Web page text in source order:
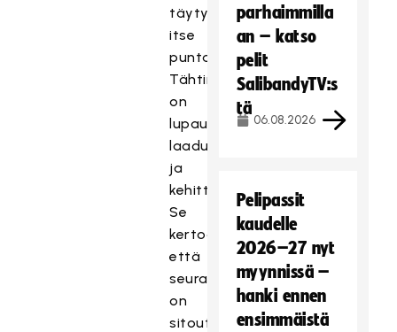
täytyy
itse
puntaroida.
Tähtimerkki
on
lupaus
laadusta
ja
kehittämishalusta.
Se
kertoo,
että
seura
on
sitoutunut
parhaimmilla
an – katso
pelit
SalibandyTV:s
tä
06.08.2026
Pelipassit
kaudelle
2026–27 nyt
myynnissä –
hanki ennen
ensimmäistä